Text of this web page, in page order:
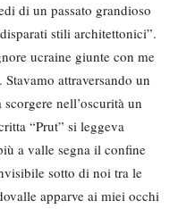
di un passato grandioso
stili architettonici”.
ucraine giunte con me
attraversando un
nell’oscurità un
“Prut” si leggeva
a valle segna il confine
sotto di noi tra le
apparve ai miei occhi